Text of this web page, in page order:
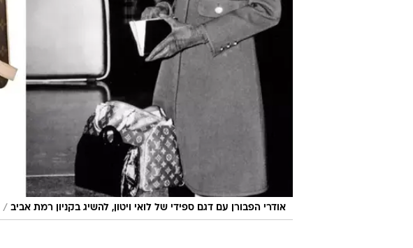
אודרי הפבורן עם דגם ספידי של לואי ויטון, להשיג בקניון רמת אביב /